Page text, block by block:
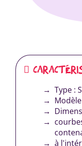
Type :
Modèle
à